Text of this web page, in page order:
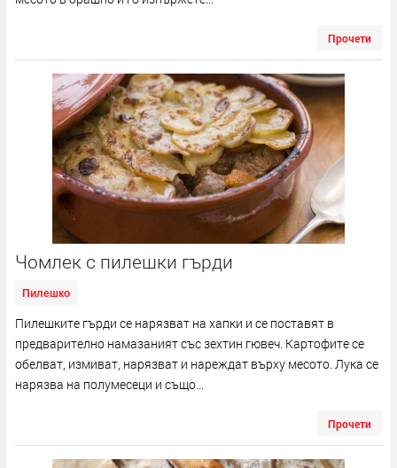
Прочети
Чомлек с пилешки гърди
Пилешко
Пилешките гърди се нарязват на хапки и се поставят в
предварително намазаният със зехтин гювеч. Картофите се
обелват, измиват, нарязват и нареждат върху месото. Лука се
нарязва на полумесеци и също...
Прочети